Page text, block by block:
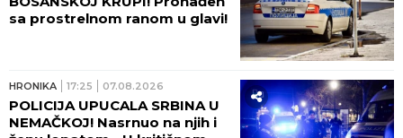
AKTIVNA U SRBIJI! U
Deliblatskoj peščari gori 700
hektara - OGLASIO SE MUP SA
NOVIM INFORMACIJAMA!